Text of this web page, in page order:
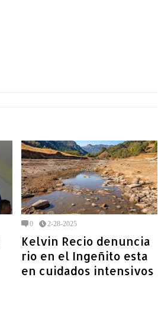
0 2-28-2025
Kelvin Recio denuncia
rio en el Ingeñito esta
en cuidados intensivos